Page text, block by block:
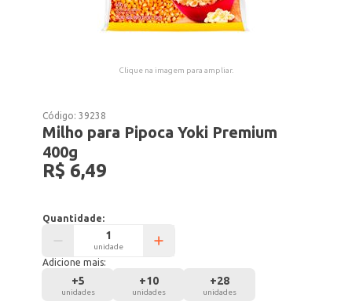
Clique na imagem para ampliar.
Código:39238
Milho para Pipoca Yoki Premium
400g
R$ 6,49
Quantidade:
unidade
Adicione mais:
+5
unidades
+10
unidades
+28
unidades